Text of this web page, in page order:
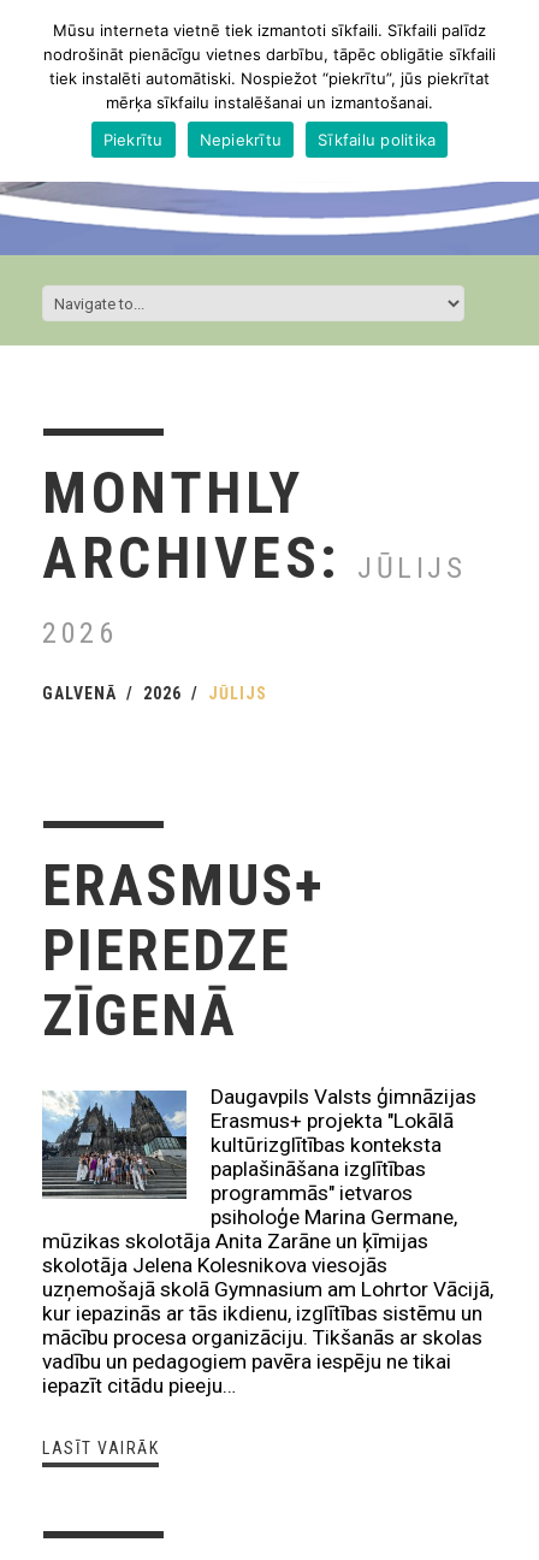
MONTHLY
ARCHIVES:
JŪLIJS
2026
GALVENĀ 2026 JŪLIJS
ERASMUS+
PIEREDZE
ZĪGENĀ
Daugavpils Valsts ģimnāzijas
Erasmus+ projekta "Lokālā
kultūrizglītības konteksta
paplašināšana izglītības
programmās" ietvaros
psiholoģe Marina Germane,
mūzikas skolotāja Anita Zarāne un ķīmijas
skolotāja Jelena Kolesnikova viesojās
uzņemošajā skolā Gymnasium am Lohrtor Vācijā,
kur iepazinās ar tās ikdienu, izglītības sistēmu un
mācību procesa organizāciju. Tikšanās ar skolas
vadību un pedagogiem pavēra iespēju ne tikai
iepazīt citādu pieeju…
LASĪT VAIRĀK
Mūsu interneta vietnē tiek izmantoti sīkfaili. Sīkfaili palīdz
nodrošināt pienācīgu vietnes darbību, tāpēc obligātie sīkfaili
tiek instalēti automātiski. Nospiežot “piekrītu”, jūs piekrītat
mērķa sīkfailu instalēšanai un izmantošanai.
Piekrītu
Nepiekrītu Sīkfailu politika